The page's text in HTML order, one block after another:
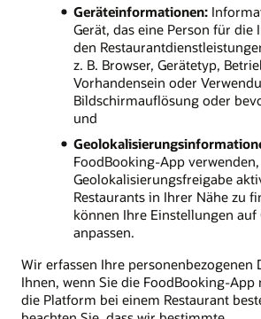
Geräteinformationen:
Gerät, das eine Person für
den
z. B. Browser, Gerätetyp,
Vorhandensein oder
Bildschirmauflösung oder
und
FoodBooking-App
Geolokalisierungsfreigabe
Restaurants in Ihrer Nähe zu
können Ihre Einstellungen auf
anpassen.
Wir erfassen Ihre personenbezogenen
Ihnen, wenn Sie die FoodBooking-App
die Platform bei einem Restaurant